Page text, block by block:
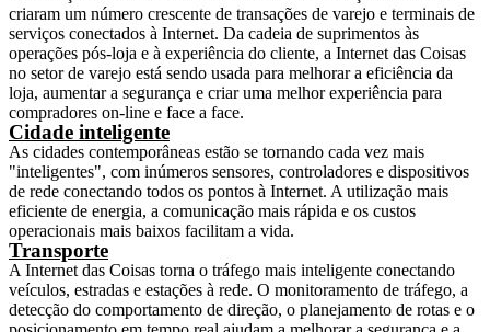
criaram um número crescente de transações de varejo e terminais de
serviços conectados à Internet. Da cadeia de suprimentos às
operações pós-loja e à experiência do cliente, a Internet das Coisas
no setor de varejo está sendo usada para melhorar a eficiência da
loja, aumentar a segurança e criar uma melhor experiência para
compradores on-line e face a face.
Cidade inteligente
As cidades contemporâneas estão se tornando cada vez mais
"inteligentes", com inúmeros sensores, controladores e dispositivos
de rede conectando todos os pontos à Internet. A utilização mais
eficiente de energia, a comunicação mais rápida e os custos
operacionais mais baixos facilitam a vida.
Transporte
A Internet das Coisas torna o tráfego mais inteligente conectando
veículos, estradas e estações à rede. O monitoramento de tráfego, a
detecção do comportamento de direção, o planejamento de rotas e o